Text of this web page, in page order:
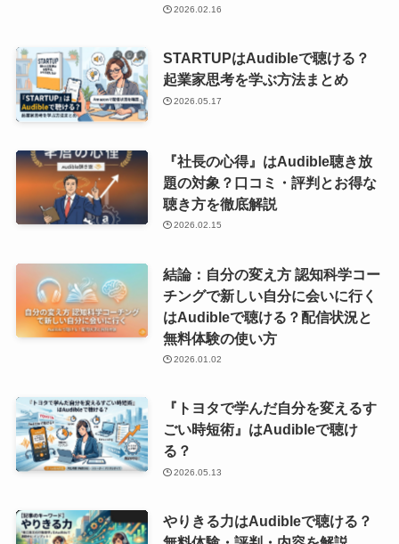
2026.02.16
STARTUPはAudibleで聴ける？
起業家思考を学ぶ方法まとめ
2026.05.17
『社長の心得』はAudible聴き放
題の対象？口コミ・評判とお得な
聴き方を徹底解説
2026.02.15
結論：自分の変え方 認知科学コー
チングで新しい自分に会いに行く
はAudibleで聴ける？配信状況と
無料体験の使い方
2026.01.02
『トヨタで学んだ自分を変えるす
ごい時短術』はAudibleで聴け
る？
2026.05.13
やりきる力はAudibleで聴ける？